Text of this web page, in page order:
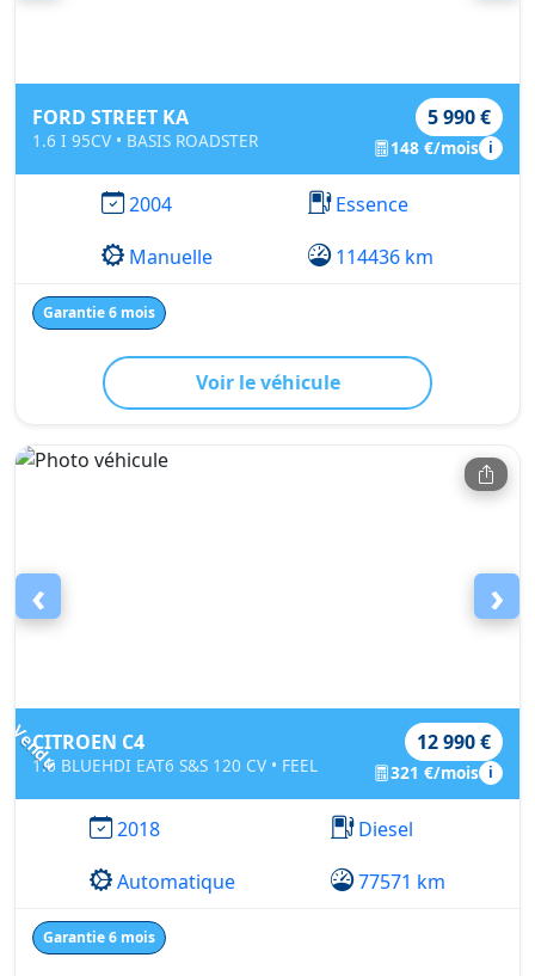
FORD STREET KA
1.6 I 95CV • BASIS ROADSTER
5 990 €
148 €/mois i
2004
Essence
Manuelle
114436 km
Garantie 6 mois
Voir le véhicule
‹ ›
Vendu
CITROEN C4
1.6 BLUEHDI EAT6 S&S 120 CV • FEEL
12 990 €
321 €/mois i
2018
Diesel
Automatique
77571 km
Garantie 6 mois